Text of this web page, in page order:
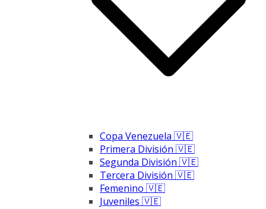
Copa Venezuela 🇻🇪
Primera División 🇻🇪
Segunda División 🇻🇪
Tercera División 🇻🇪
Femenino 🇻🇪
Juveniles 🇻🇪